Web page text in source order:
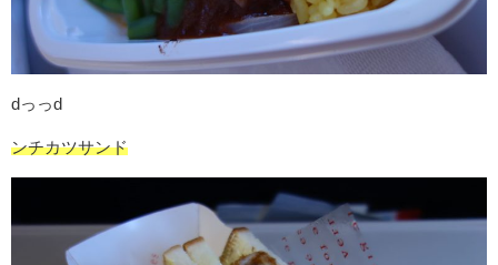
dっっd
ンチカツサンド